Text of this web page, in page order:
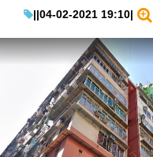
||04-02-2021 19:10|